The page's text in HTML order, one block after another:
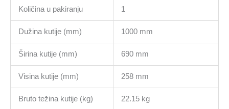
Količina u pakiranju 1
Dužina kutije (mm) 1000 mm
Širina kutije (mm) 690 mm
Visina kutije (mm) 258 mm
Bruto težina kutije (kg) 22.15 kg